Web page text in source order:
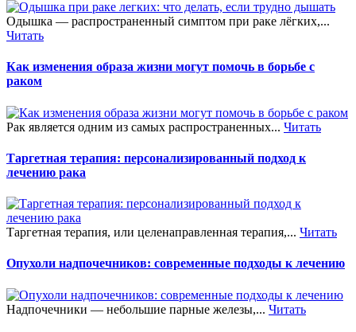
Одышка — распространенный симптом при раке лёгких,...
Читать
Как изменения образа жизни могут помочь в борьбе с
раком
Рак является одним из самых распространенных... Читать
Таргетная терапия: персонализированный подход к
лечению рака
Таргетная терапия, или целенаправленная терапия,... Читать
Опухоли надпочечников: современные подходы к лечению
Надпочечники — небольшие парные железы,... Читать